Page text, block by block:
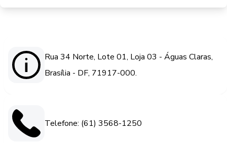
Rua 34 Norte, Lote 01, Loja 03 - Águas Claras,
Brasília - DF, 71917-000.
Telefone: (61) 3568-1250